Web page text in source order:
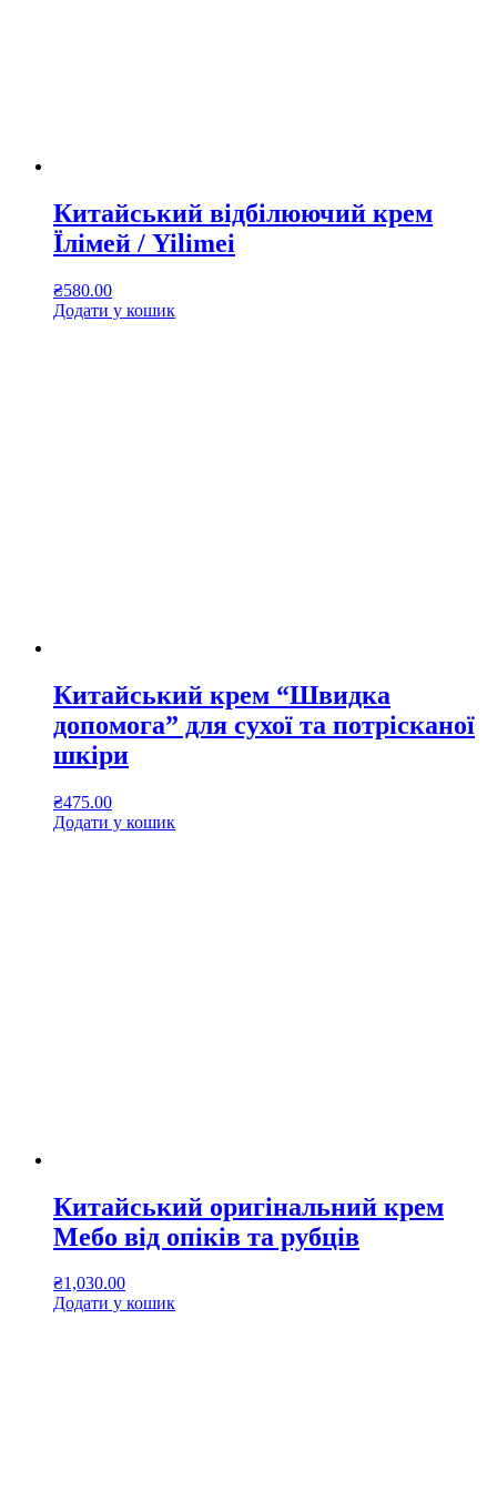
Китайський відбілюючий крем
Їлімей / Yilimei
₴580.00
Додати у кошик
Китайський крем “Швидка
допомога” для сухої та потрісканої
шкіри
₴475.00
Додати у кошик
Китайський оригінальний крем
Мебо від опіків та рубців
₴1,030.00
Додати у кошик